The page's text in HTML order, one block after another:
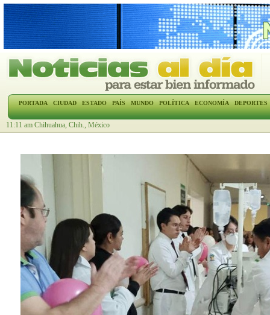
PORTADA CIUDAD ESTADO PAÍS MUNDO POLÍTICA ECONOMÍA DEPORTES
11:11 am Chihuahua, Chih., México